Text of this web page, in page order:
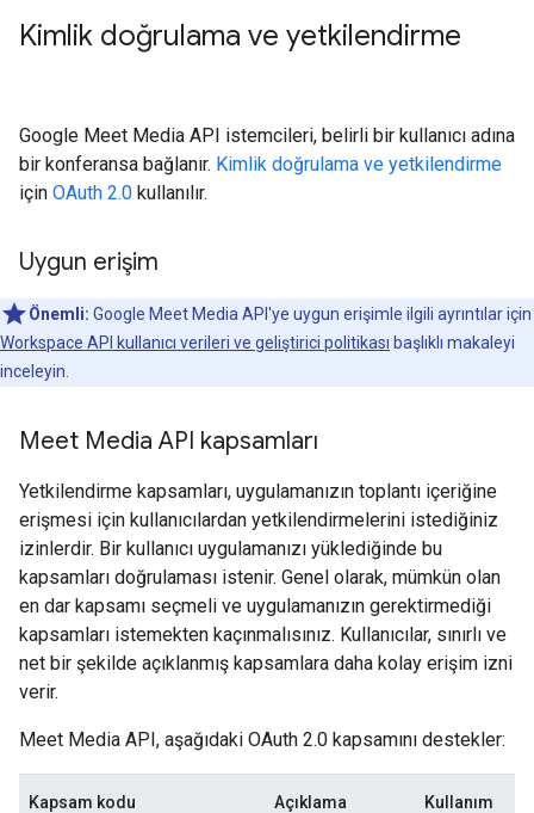
Kimlik doğrulama ve yetkilendirme
Google Meet Media API istemcileri, belirli bir kullanıcı adına
bir konferansa bağlanır. Kimlik doğrulama ve yetkilendirme
için OAuth 2.0 kullanılır.
Uygun erişim
Önemli: Google Meet Media API'ye uygun erişimle ilgili ayrıntılar için
Workspace API kullanıcı verileri ve geliştirici politikası başlıklı makaleyi
inceleyin.
Meet Media API kapsamları
Yetkilendirme kapsamları, uygulamanızın toplantı içeriğine
erişmesi için kullanıcılardan yetkilendirmelerini istediğiniz
izinlerdir. Bir kullanıcı uygulamanızı yüklediğinde bu
kapsamları doğrulaması istenir. Genel olarak, mümkün olan
en dar kapsamı seçmeli ve uygulamanızın gerektirmediği
kapsamları istemekten kaçınmalısınız. Kullanıcılar, sınırlı ve
net bir şekilde açıklanmış kapsamlara daha kolay erişim izni
verir.
Meet Media API, aşağıdaki OAuth 2.0 kapsamını destekler:
Kapsam kodu Açıklama Kullanım